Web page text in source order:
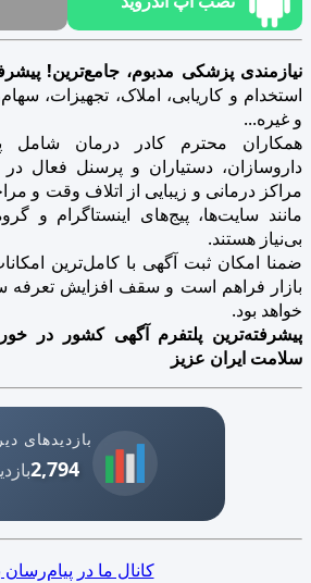
نیازمندی پزشکی مدبوم، جامع‌ترین!
استخدام و کاریابی، املاک، تجهیزات،
و غیره...
همکاران محترم کادر درمان شامل
داروسازان، دستیاران و پرسنل فعال در
مراکز درمانی و زیبایی از اتلاف وقت و
مانند سایت‌ها، پیج‌های اینستاگرام و
بی‌نیاز هستند.
ضمنا امکان ثبت آگهی با کامل‌ترین
خواهد بود.
پیشرفته‌ترین پلتفرم آگهی کشور در
سلامت ایران عزیز
بازدیدهای
2,794
کانال ما در پیام‌رسان